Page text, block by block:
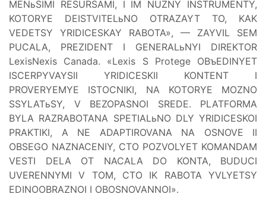
MENьSIMI RESURSAMI, I IM NUZNY INSTRUMENTY,
KOTORYE DEISTVITELьNO OTRAZAYT TO, KAK
VEDETSY YRIDICESKAY RABOTA», — ZAYVIL SEM
PUCALA, PREZIDENT I GENERALьNYI DIREKTOR
LexisNexis Canada. «Lexis S Protege OBъEDINYET
ISCERPYVAYSII YRIDICESKII KONTENT I
PROVERYEMYE ISTOCNIKI, NA KOTORYE MOZNO
SSYLATьSY, V BEZOPASNOI SREDE. PLATFORMA
BYLA RAZRABOTANA SPETIALьNO DLY YRIDICESKOI
PRAKTIKI, A NE ADAPTIROVANA NA OSNOVE II
OBSEGO NAZNACENIY, CTO POZVOLYET KOMANDAM
VESTI DELA OT NACALA DO KONTA, BUDUCI
UVERENNYMI V TOM, CTO IK RABOTA YVLYETSY
EDINOOBRAZNOI I OBOSNOVANNOI».